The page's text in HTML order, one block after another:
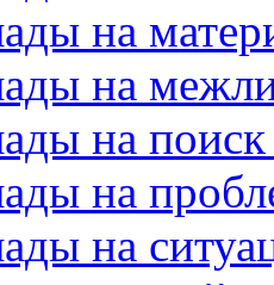
на
на
на
на
на